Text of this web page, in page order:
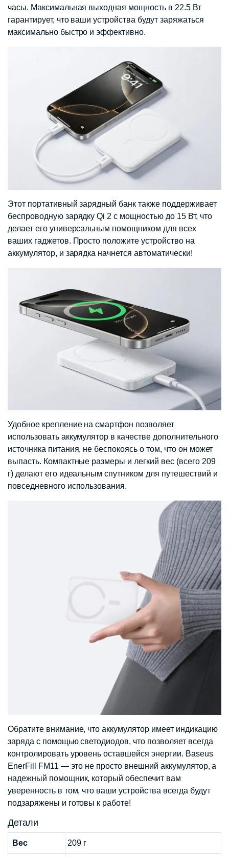
часы. Максимальная выходная мощность в 22.5 Вт
гарантирует, что ваши устройства будут заряжаться
максимально быстро и эффективно.
Этот портативный зарядный банк также поддерживает
беспроводную зарядку Qi 2 с мощностью до 15 Вт, что
делает его универсальным помощником для всех
ваших гаджетов. Просто положите устройство на
аккумулятор, и зарядка начнется автоматически!
Удобное крепление на смартфон позволяет
использовать аккумулятор в качестве дополнительного
источника питания, не беспокоясь о том, что он может
выпасть. Компактные размеры и легкий вес (всего 209
г) делают его идеальным спутником для путешествий и
повседневного использования.
Обратите внимание, что аккумулятор имеет индикацию
заряда с помощью светодиодов, что позволяет всегда
контролировать уровень оставшейся энергии. Baseus
EnerFill FM11 — это не просто внешний аккумулятор, а
надежный помощник, который обеспечит вам
уверенность в том, что ваши устройства всегда будут
подзаряжены и готовы к работе!
Детали
Вес 209 г